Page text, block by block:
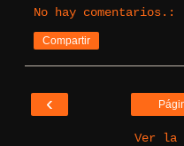
No hay comentarios.:
Compartir
‹
Ver la